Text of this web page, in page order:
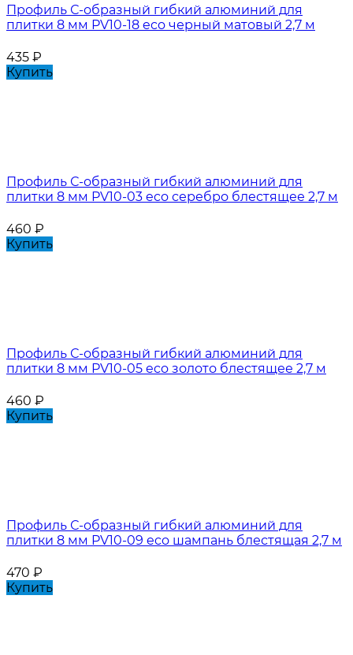
Профиль С-образный гибкий алюминий для
плитки 8 мм PV10-18 eco черный матовый 2,7 м
435 ₽
Купить
Профиль С-образный гибкий алюминий для
плитки 8 мм PV10-03 eco серебро блестящее 2,7 м
460 ₽
Купить
Профиль С-образный гибкий алюминий для
плитки 8 мм PV10-05 eco золото блестящее 2,7 м
460 ₽
Купить
Профиль С-образный гибкий алюминий для
плитки 8 мм PV10-09 eco шампань блестящая 2,7 м
470 ₽
Купить